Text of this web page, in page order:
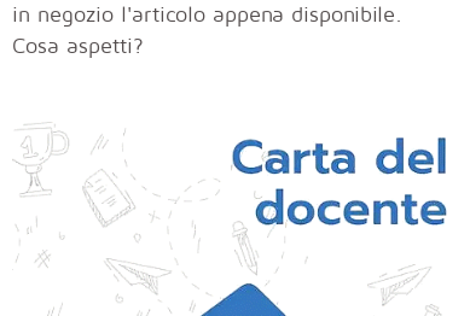
in negozio l'articolo appena disponibile.
Cosa aspetti?